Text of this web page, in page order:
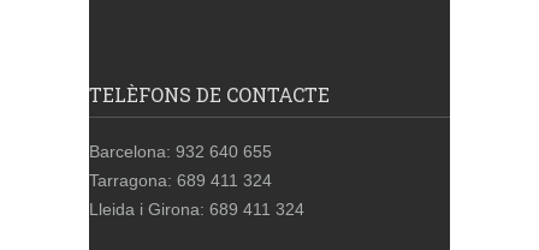
TELÈFONS DE CONTACTE
Barcelona: 932 640 655
Tarragona: 689 411 324
Lleida i Girona: 689 411 324